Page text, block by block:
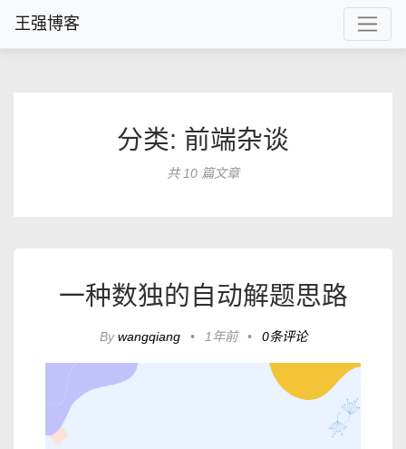
王强博客
分类: 前端杂谈
共 10 篇文章
一种数独的自动解题思路
Bywangqiang • 1年前 • 0条评论